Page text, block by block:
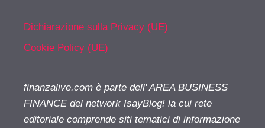
Dichiarazione sulla Privacy (UE)
Cookie Policy (UE)
finanzalive.com è parte dell' AREA BUSINESS
FINANCE del network IsayBlog! la cui rete
editoriale comprende siti tematici di informazione